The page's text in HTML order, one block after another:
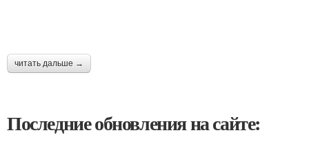
читать дальше →
Последние обновления на сайте: